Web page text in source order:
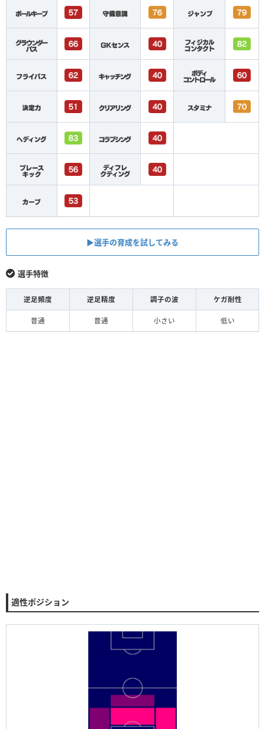
▶︎選手の育成を試してみる
選手特徴
逆足頻度 逆足精度 調子の波 ケガ耐性
普通 普通 小さい 低い
適性ポジション